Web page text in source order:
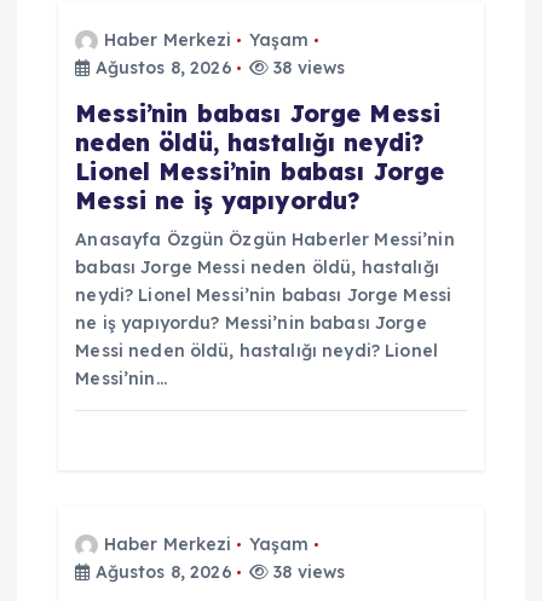
m
Haber Merkezi
Yaşam
Ağustos 8, 2026
38 views
Messi’nin babası Jorge Messi
neden öldü, hastalığı neydi?
Lionel Messi’nin babası Jorge
Messi ne iş yapıyordu?
Anasayfa Özgün Özgün Haberler Messi’nin
babası Jorge Messi neden öldü, hastalığı
neydi? Lionel Messi’nin babası Jorge Messi
ne iş yapıyordu? Messi’nin babası Jorge
Messi neden öldü, hastalığı neydi? Lionel
Messi’nin…
Haber Merkezi
Yaşam
Ağustos 8, 2026
38 views